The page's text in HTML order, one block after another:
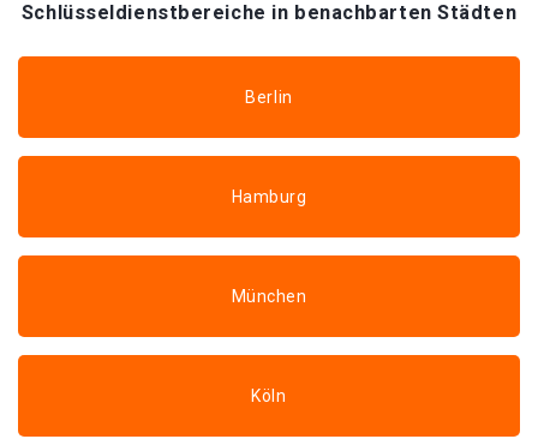
Schlüsseldienstbereiche in benachbarten Städten
Berlin
Hamburg
München
Köln